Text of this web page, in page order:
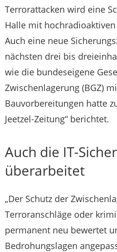
Terrorattacken wird eine
Halle mit
Auch eine neue
nächsten drei bis
wie die bundeseigene
Zwischenlagerung (BGZ)
Bauvorbereitungen hatte
Jeetzel-Zeitung“ berichtet.
Auch die IT-
überarbeitet
„Der Schutz der
Terroranschläge oder
permanent neu bewertet
Bedrohungslagen